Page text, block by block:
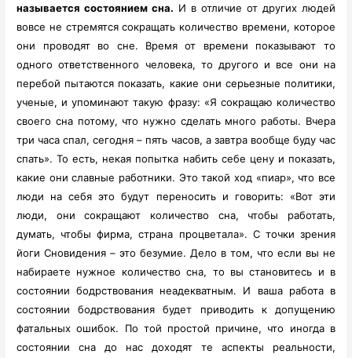
называется состоянием сна. И в отличие от других людей
вовсе не стремятся сокращать количество времени, которое
они проводят во сне. Время от времени показывают то
одного ответственного человека, то другого и все они на
перебой пытаются показать, какие они серьезные политики,
ученые, и упоминают такую фразу: «Я сокращаю количество
своего сна потому, что нужно сделать много работы. Вчера
три часа спал, сегодня – пять часов, а завтра вообще буду час
спать». То есть, некая попытка набить себе цену и показать,
какие они славные работники. Это такой ход «пиар», что все
люди на себя это будут переносить и говорить: «Вот эти
люди, они сокращают количество сна, чтобы работать,
думать, чтобы фирма, страна процветала». С точки зрения
йоги Сновидения – это безумие. Дело в том, что если вы не
набираете нужное количество сна, то вы становитесь и в
состоянии бодрствования неадекватным. И ваша работа в
состоянии бодрствования будет приводить к допущению
фатальных ошибок. По той простой причине, что иногда в
состоянии сна до нас доходят те аспекты реальности,